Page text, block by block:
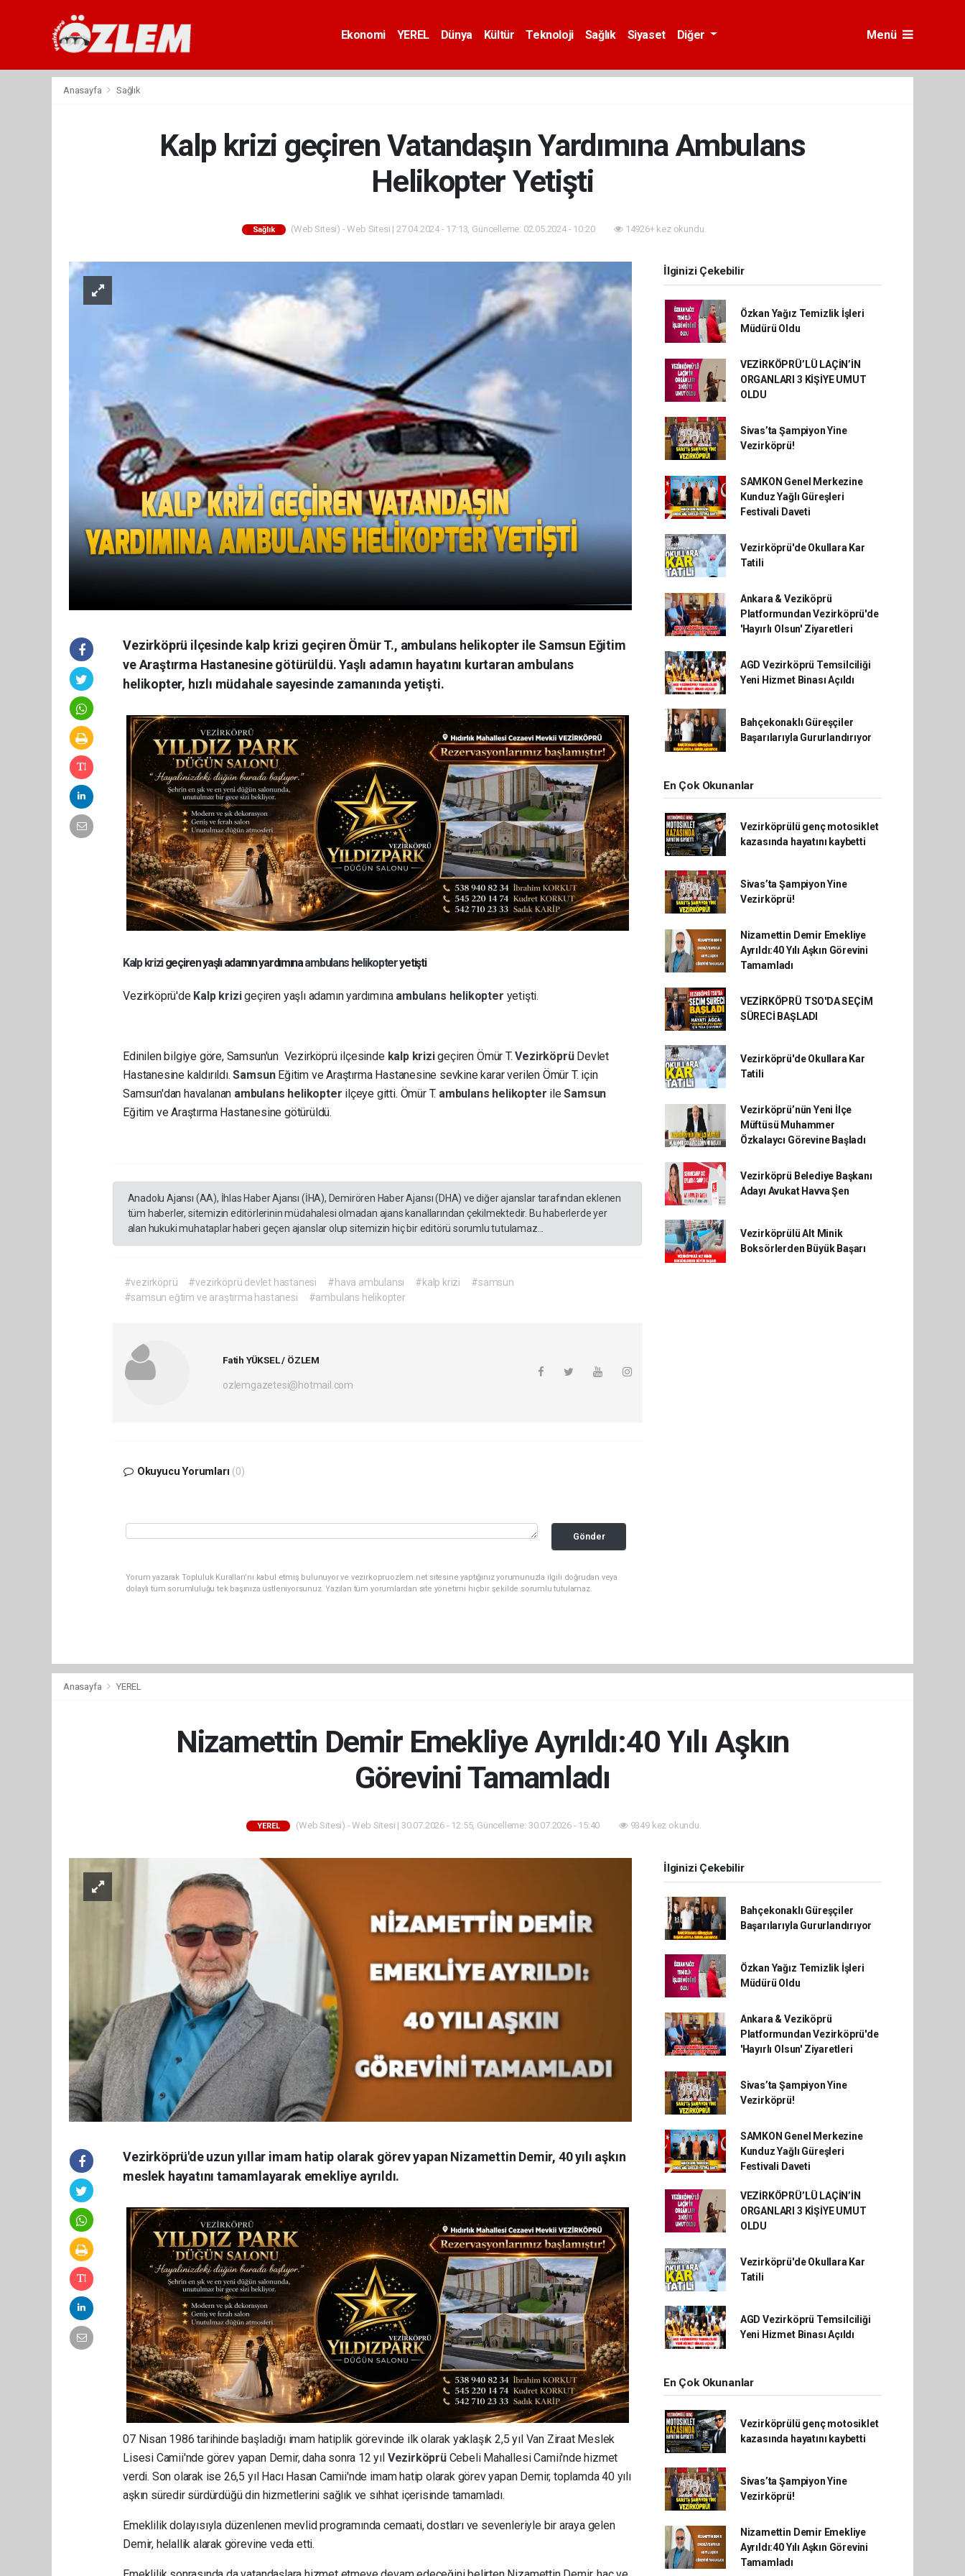
Ekonomi YEREL Dünya Kültür Teknoloji Sağlık Siyaset Diğer Menü
Anasayfa Sağlık
Kalp krizi geçiren Vatandaşın Yardımına Ambulans
Helikopter Yetişti
Sağlık (Web Sitesi) - Web Sitesi | 27.04.2024 - 17:13, Güncelleme: 02.05.2024 - 10:20 14926+ kez okundu.
Vezirköprü ilçesinde kalp krizi geçiren Ömür T., ambulans helikopter ile Samsun Eğitim
ve Araştırma Hastanesine götürüldü. Yaşlı adamın hayatını kurtaran ambulans
helikopter, hızlı müdahale sayesinde zamanında yetişti.
Kalp krizigeçiren yaşlı adamın yardımınaambulans helikopteryetişti
Vezirköprü'de Kalp krizigeçiren yaşlı adamın yardımına ambulans helikopter yetişti.
Edinilen bilgiye göre, Samsun'un Vezirköprü ilçesinde kalp krizigeçiren Ömür T.Vezirköprü Devlet
Hastanesine kaldırıldı.Samsun Eğitim ve Araştırma Hastanesine sevkine karar verilen Ömür T. için
Samsun'dan havalanan ambulans helikopter ilçeye gitti. Ömür T. ambulans helikopter ileSamsun
Eğitim ve Araştırma Hastanesine götürüldü.
Anadolu Ajansı (AA), İhlas Haber Ajansı (İHA), Demirören Haber Ajansı (DHA) ve diğer ajanslar tarafından eklenen
tüm haberler, sitemizin editörlerinin müdahalesi olmadan ajans kanallarından çekilmektedir. Bu haberlerde yer
alan hukuki muhataplar haberi geçen ajanslar olup sitemizin hiç bir editörü sorumlu tutulamaz...
#vezirköprü #vezirköprü devlet hastanesi #hava ambulansı #kalp krizi
#samsun
#samsun eğtim ve araştırma hastanesi
#ambulans helikopter
Fatih YÜKSEL / ÖZLEM
ozlemgazetesi@hotmail.com
Okuyucu Yorumları (0)
Gönder
Yorum yazarak Topluluk Kuralları’nı kabul etmiş bulunuyor ve vezirkopruozlem.net sitesine yaptığınız yorumunuzla ilgili doğrudan veya
dolaylı tüm sorumluluğu tek başınıza üstleniyorsunuz. Yazılan tüm yorumlardan site yönetimi hiçbir şekilde sorumlu tutulamaz.
İlginizi Çekebilir
Özkan Yağız Temizlik İşleri
Müdürü Oldu
VEZİRKÖPRÜ’LÜ LAÇİN’İN
ORGANLARI 3 KİŞİYE UMUT
OLDU
Sivas’ta Şampiyon Yine
Vezirköprü!
SAMKON Genel Merkezine
Kunduz Yağlı Güreşleri
Festivali Daveti
Vezirköprü'de Okullara Kar
Tatili
Ankara & Veziköprü
Platformundan Vezirköprü'de
'Hayırlı Olsun' Ziyaretleri
AGD Vezirköprü Temsilciliği
Yeni Hizmet Binası Açıldı
Bahçekonaklı Güreşçiler
Başarılarıyla Gururlandırıyor
En Çok Okunanlar
Vezirköprülü genç motosiklet
kazasında hayatını kaybetti
Sivas’ta Şampiyon Yine
Vezirköprü!
Nizamettin Demir Emekliye
Ayrıldı:40 Yılı Aşkın Görevini
Tamamladı
VEZİRKÖPRÜ TSO'DA SEÇİM
SÜRECİ BAŞLADI
Vezirköprü'de Okullara Kar
Tatili
Vezirköprü’nün Yeni İlçe
Müftüsü Muhammer
Özkalaycı Görevine Başladı
Vezirköprü Belediye Başkanı
Adayı Avukat Havva Şen
Vezirköprülü Alt Minik
Boksörlerden Büyük Başarı
Anasayfa YEREL
Nizamettin Demir Emekliye Ayrıldı:40 Yılı Aşkın
Görevini Tamamladı
YEREL (Web Sitesi) - Web Sitesi | 30.07.2026 - 12:55, Güncelleme: 30.07.2026 - 15:40 9349 kez okundu.
Vezirköprü'de uzun yıllar imam hatip olarak görev yapan Nizamettin Demir, 40 yılı aşkın
meslek hayatını tamamlayarak emekliye ayrıldı.
07 Nisan 1986 tarihinde başladığı imam hatiplik görevinde ilk olarak yaklaşık 2,5 yıl Van Ziraat Meslek
Lisesi Camii'nde görev yapan Demir, daha sonra 12 yıl Vezirköprü Cebeli Mahallesi Camii'nde hizmet
verdi. Son olarak ise 26,5 yıl Hacı Hasan Camii'nde imam hatip olarak görev yapan Demir, toplamda 40 yılı
aşkın süredir sürdürdüğü din hizmetlerini sağlık ve sıhhat içerisinde tamamladı.
Emeklilik dolayısıyla düzenlenen mevlid programında cemaati, dostları ve sevenleriyle bir araya gelen
Demir, helallik alarak görevine veda etti.
İlginizi Çekebilir
Bahçekonaklı Güreşçiler
Başarılarıyla Gururlandırıyor
Özkan Yağız Temizlik İşleri
Müdürü Oldu
Ankara & Veziköprü
Platformundan Vezirköprü'de
'Hayırlı Olsun' Ziyaretleri
Sivas’ta Şampiyon Yine
Vezirköprü!
SAMKON Genel Merkezine
Kunduz Yağlı Güreşleri
Festivali Daveti
VEZİRKÖPRÜ’LÜ LAÇİN’İN
ORGANLARI 3 KİŞİYE UMUT
OLDU
Vezirköprü'de Okullara Kar
Tatili
AGD Vezirköprü Temsilciliği
Yeni Hizmet Binası Açıldı
En Çok Okunanlar
Vezirköprülü genç motosiklet
kazasında hayatını kaybetti
Sivas’ta Şampiyon Yine
Vezirköprü!
Nizamettin Demir Emekliye
Ayrıldı:40 Yılı Aşkın Görevini
Tamamladı